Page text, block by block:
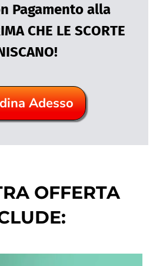
Pagamento alla
CHE LE SCORTE
Adesso
OFFERTA